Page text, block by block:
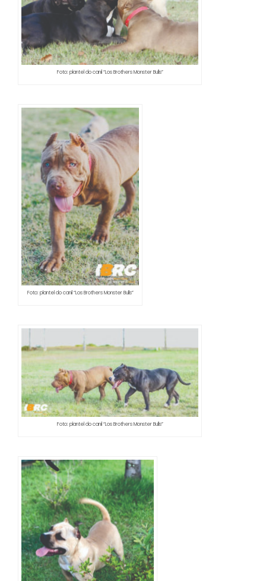
Foto: plantel do canil “Los Brothers Monster Bulls”
Foto: plantel do canil “Los Brothers Monster Bulls”
Foto: plantel do canil “Los Brothers Monster Bulls”